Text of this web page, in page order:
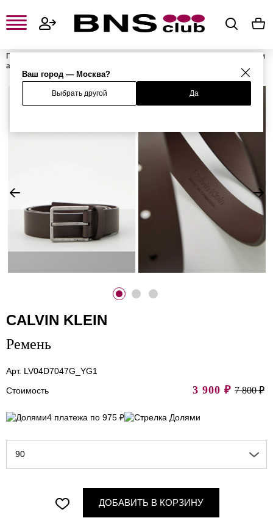
Ваш город — Москва?
Выбрать другой Да
Главная
Мужские сумки и
аксессуары
%
CALVIN KLEIN
Ремень
Арт. LV04D7047G_YG1
Стоимость
3 900 ₽ 7 800 ₽
4 платежа по 975 ₽
90
ДОБАВИТЬ В КОРЗИНУ